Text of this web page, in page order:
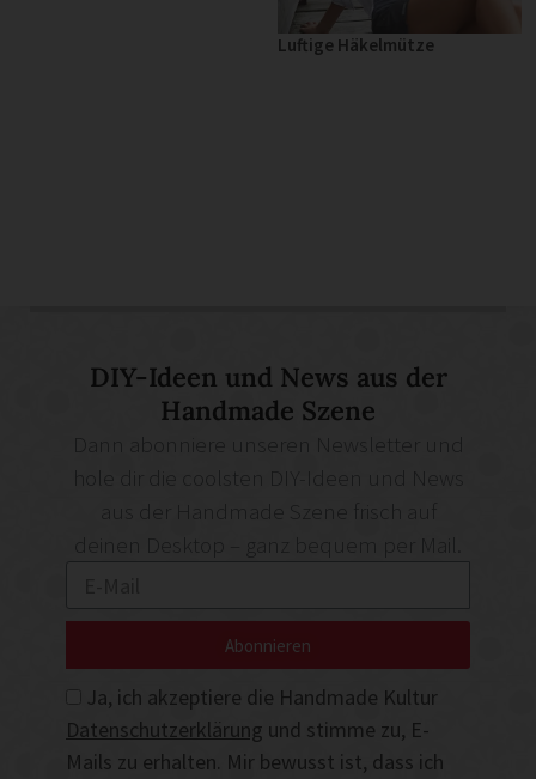
Luftige Häkelmütze
DIY-Ideen und News aus der
Handmade Szene
deinen Desktop – ganz bequem per Mail.
Ja, ich akzeptiere die Handmade Kultur
Datenschutzerklärung und stimme zu, E-
Mails zu erhalten. Mir bewusst ist, dass ich
Abonnieren